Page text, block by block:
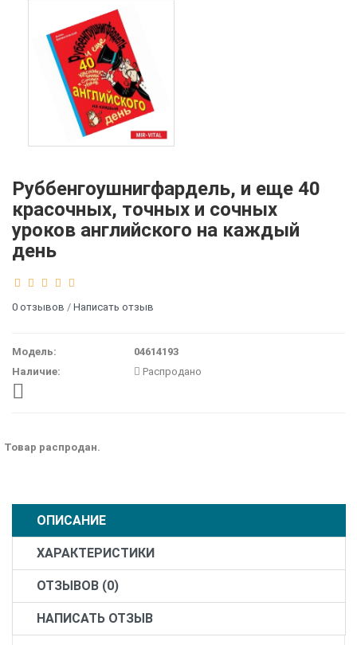
Руббенгоушнигфардель, и еще 40
красочных, точных и сочных
уроков английского на каждый
день
0 отзывов / Написать отзыв
Модель:
04614193
Наличие:
Распродано
Товар распродан.
ОПИСАНИЕ
ХАРАКТЕРИСТИКИ
ОТЗЫВОВ (0)
НАПИСАТЬ ОТЗЫВ